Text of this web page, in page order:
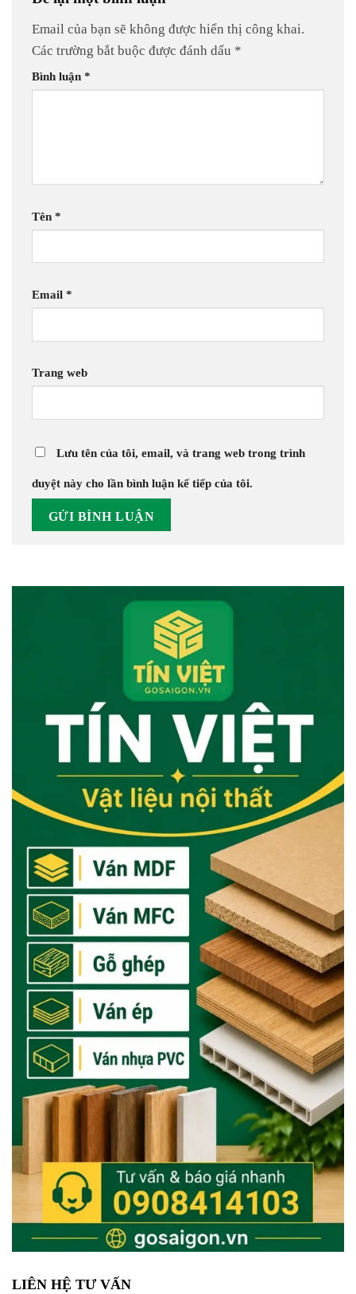
Email của bạn sẽ không được hiển thị công khai.
Các trường bắt buộc được đánh dấu *
Bình luận *
Tên *
Email *
Trang web
Lưu tên của tôi, email, và trang web trong trình
duyệt này cho lần bình luận kế tiếp của tôi.
LIÊN HỆ TƯ VẤN